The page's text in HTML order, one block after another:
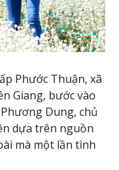
Phước Thuận, xã
Giang, bước vào
Dung, chủ
dựa trên nguồn
mà một lần tình